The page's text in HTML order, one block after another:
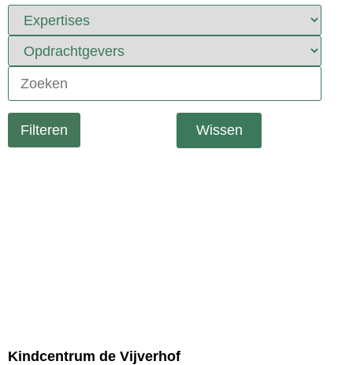
Wissen
Kindcentrum de Vijverhof